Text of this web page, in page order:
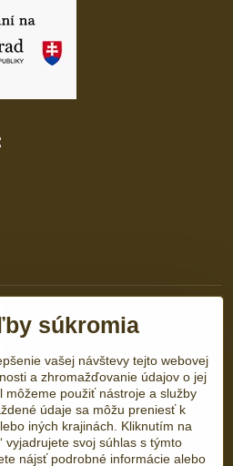
súkromia
vašej návštevy tejto webovej
a zhromažďovanie údajov o jej
môžeme použiť nástroje a služby
údaje sa môžu preniesť k
iných krajinách. Kliknutím na
vyjadrujete svoj súhlas s týmto
nájsť podrobné informácie alebo